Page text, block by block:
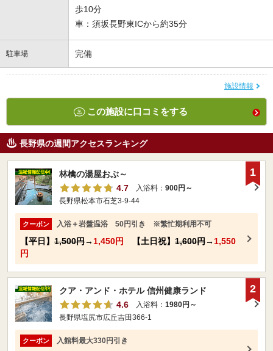
歩10分
車：須坂長野東ICから約35分
駐車場 完備
施設情報
この施設に口コミをする
長野県の週間アクセスランキング
林檎の湯屋おぶ～
4.7
入浴料： 900円～
長野県松本市石芝3-9-44
クーポン 入浴＋岩盤温浴 50円引き ※繁忙期利用不可
【平日】 1,500円→ 1,450円 【土日祝】 1,600円→ 1,550
円
1
クア・アンド・ホテル 信州健康ランド
4.6
入浴料： 1980円～
長野県塩尻市広丘吉田366-1
クーポン 入館料最大330円引き
2